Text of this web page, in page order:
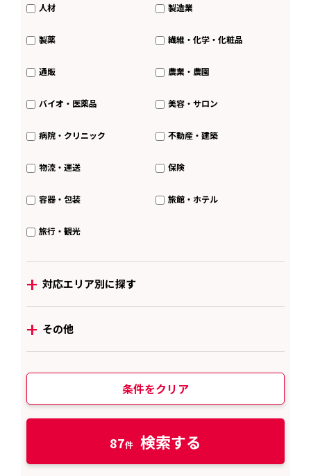
人材 製造業
製薬 繊維・化学・化粧品
通販 農業・農園
バイオ・医薬品 美容・サロン
病院・クリニック 不動産・建築
物流・運送 保険
容器・包装 旅館・ホテル
旅行・観光
+ 対応エリア別に探す
+ その他
条件をクリア
87 検索する